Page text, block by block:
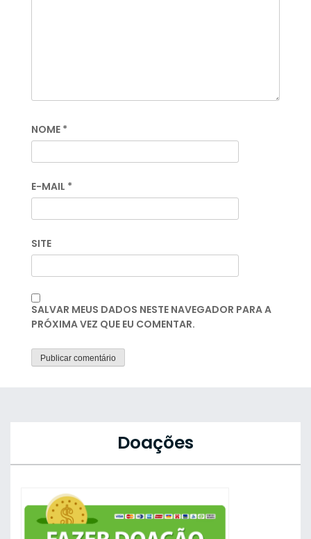
NOME *
E-MAIL *
SITE
SALVAR MEUS DADOS NESTE NAVEGADOR PARA A
PRÓXIMA VEZ QUE EU COMENTAR.
Doações